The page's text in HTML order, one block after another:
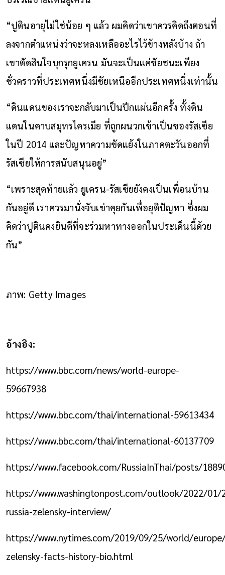
“ปูตินอายุไม่ใช่น้อย ๆ แล้ว ผมคิดว่าเขาควรคิดถึงตอนที่
ลงจากตำแหน่งว่าจะหลงเหลืออะไรไว้ข้างหลังบ้าง ถ้า
เขาตัดสินใจบุกรุกยูเครน มันจะเป็นแค่ชัยชนะเพียง
ชั่วคราวที่ประเทศหนึ่งมีชัยเหนืออีกประเทศหนึ่งเท่านั้น
“ดินแดนของเราจะกลับมาเป็นปึกแผ่นอีกครั้ง ทั้งดิน
แดนในคาบสมุทรไครเมีย ที่ถูกผนวกเข้าเป็นของรัสเซีย
ในปี 2014 และปัญหาความขัดแย้งในภาคตะวันออกที่
รัสเซียให้การสนับสนุนอยู่”
“เพราะสุดท้ายแล้ว ยูเครน-รัสเซียยังคงเป็นเพื่อนบ้าน
กันอยู่ดี เราควรมานั่งจับเข่าคุยกันเพื่อยุติปัญหา ซึ่งผม
คิดว่าปูตินคงยินดีที่จะร่วมหาทางออกในประเด็นนี้ด้วย
กัน”
ภาพ: Getty Images
อ้างอิง:
https://www.bbc.com/news/world-europe-
59667938
https://www.bbc.com/thai/international-59613434
https://www.bbc.com/thai/international-60137709
https://www.facebook.com/RussiaInThai/posts/
https://www.washingtonpost.com/outlook/2022/01/
russia-zelensky-interview/
https://www.nytimes.com/2019/09/25/world/
zelensky-facts-history-bio.html